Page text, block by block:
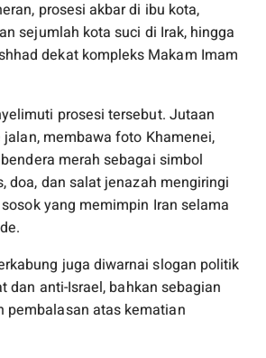
prosesi akbar di ibu kota,
sejumlah kota suci di Irak, hingga
dekat kompleks Makam Imam
prosesi tersebut. Jutaan
membawa foto Khamenei,
merah sebagai simbol
doa, dan salat jenazah mengiringi
yang memimpin Iran selama
juga diwarnai slogan politik
dan anti-Israel, bahkan sebagian
pembalasan atas kematian